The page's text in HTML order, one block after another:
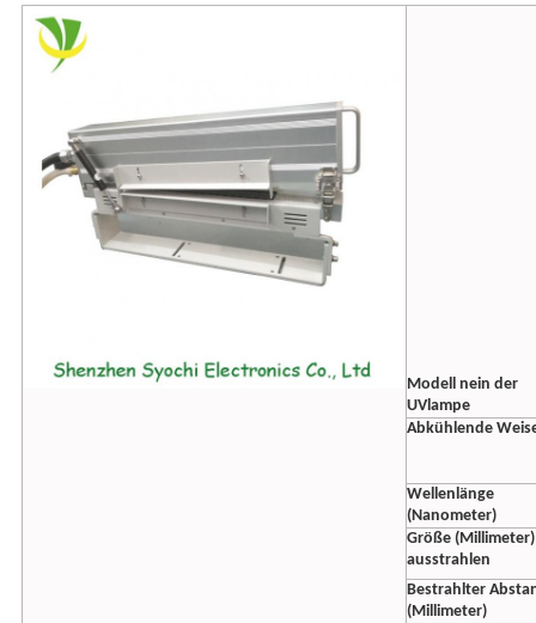
Modell nein der
UVlampe
Abkühlende
Wellenlänge
(Nanometer)
Größe (Millimeter)
ausstrahlen
Bestrahlter
(Millimeter)